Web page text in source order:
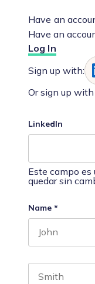
Have an
Have an
Log In
Sign up with:
Or sign up with
LinkedIn
Este campo es
quedar sin
Name *